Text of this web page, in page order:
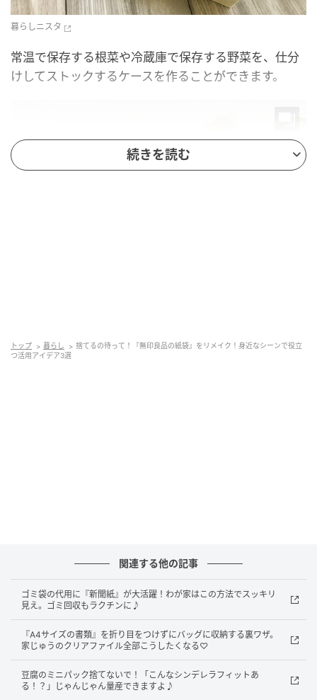
暮らしニスタ
常温で保存する根菜や冷蔵庫で保存する野菜を、仕分
けしてストックするケースを作ることができます。
持ち手の紐が付いている方を切り離します。
暮らしニスタ
収納するものや収納スペースに合わせ、上部を内側に
折り曲げるだけで完成！
続きを読む
トップ 暮らし
捨てるの待って！『無印良品の紙袋』をリメイク！身近なシーンで役立
つ活用アイデア3選
関連する他の記事
ゴミ袋の代用に『新聞紙』が大活躍！わが家はこの方法でスッキリ
見え。ゴミ回収もラクチンに♪
『A4サイズの書類』を折り目をつけずにバッグに収納する裏ワザ。
家じゅうのクリアファイル全部こうしたくなる♡
豆腐のミニパック捨てないで！「こんなシンデレラフィットあ
る！？」じゃんじゃん量産できますよ♪